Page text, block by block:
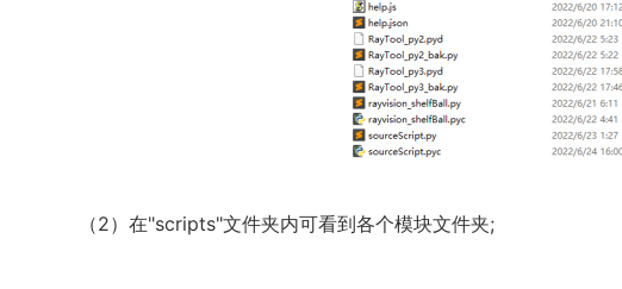
（2）在"scripts"文件夹内可看到各个模块文件夹;